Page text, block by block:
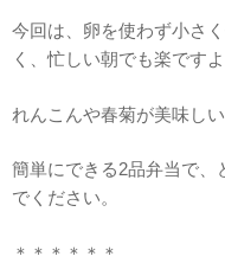
今回は、卵を使わず小さ
く、忙しい朝でも楽ですよ
れんこんや春菊が美味し
簡単にできる2品弁当で、
でください。
＊＊＊＊＊＊